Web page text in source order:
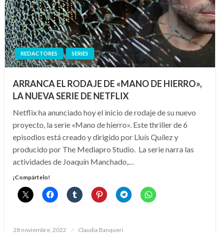
REDACTORES SERIES
ARRANCA EL RODAJE DE «MANO DE HIERRO»,
LA NUEVA SERIE DE NETFLIX
Netflix ha anunciado hoy el inicio de rodaje de su nuevo
proyecto, la serie «Mano de hierro». Este thriller de 6
episodios está creado y dirigido por Lluís Quílez y
producido por The Mediapro Studio. La serie narra las
actividades de Joaquín Manchado,…
¡Compártelo!
Publicado
28 noviembre, 2022 Claudia Banqueri